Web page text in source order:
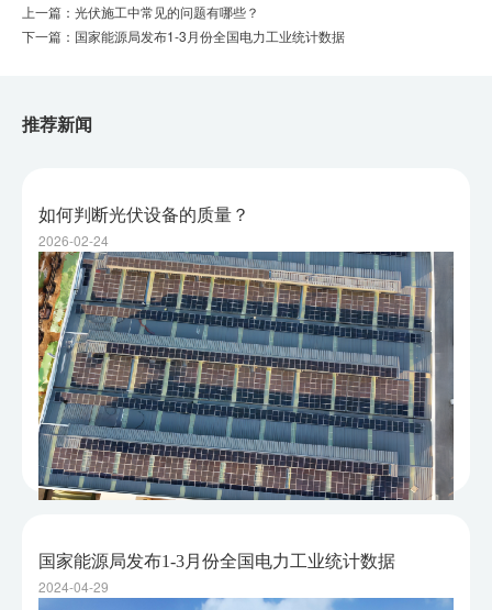
上一篇：光伏施工中常见的问题有哪些？
下一篇：国家能源局发布1-3月份全国电力工业统计数据
推荐新闻
如何判断光伏设备的质量？
2026-02-24
国家能源局发布1-3月份全国电力工业统计数据
2024-04-29